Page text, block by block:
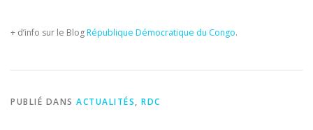
+ d’info sur le BlogRépublique Démocratique du Congo.
PUBLIÉ DANS ACTUALITÉS, RDC